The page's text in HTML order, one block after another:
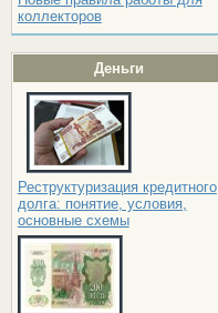
коллекторов
Деньги
Реструктуризация кредитного
долга: понятие, условия,
основные схемы